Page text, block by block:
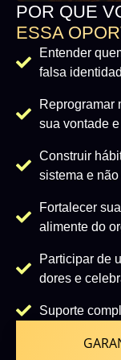
POR QUE
ESSA
Entender
falsa
Reprogramar
sua vontade
Construir
sistema e
Fortalecer
alimente do
Participar de
dores e
Suporte